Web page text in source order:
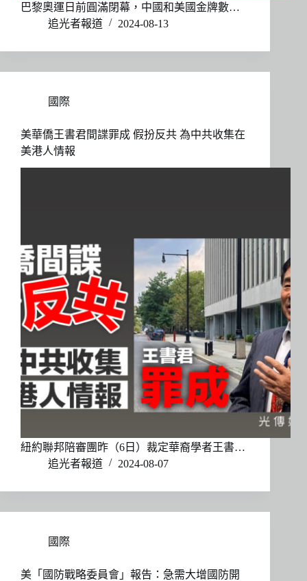
巴黎奧運日前圓滿閉幕，中國和美國金牌數…
追光者報道
2024-08-13
國際
美華僑王書君間諜罪成 假扮反共 為中共收集在
美港人情報
紐約聯邦陪審團昨（6日）裁定華裔學者王書…
追光者報道
2024-08-07
國際
美「國防戰略委員會」報告：急需大增國防開